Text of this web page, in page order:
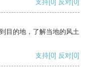
支持[0] 反对[0]
目的地，了解当地的风土
支持[0] 反对[0]